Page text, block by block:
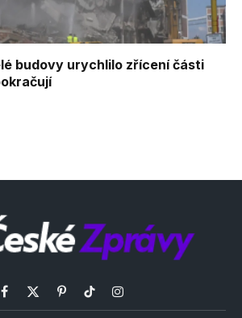
budovy urychlilo zřícení části
Facebook
X
PinterestTikTokInstagram